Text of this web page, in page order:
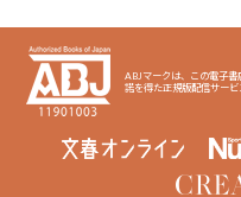
ABJマークは、この電子
諾を得た正規版配信サー